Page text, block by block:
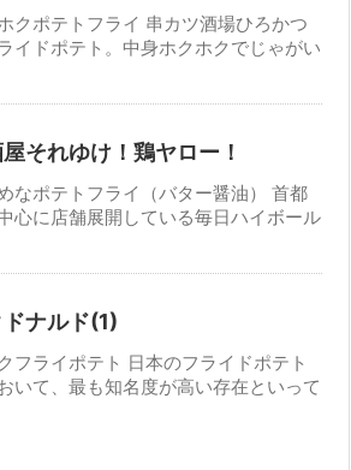
クポテトフライ 串カツ酒場ひろかつ
イドポテト。中身ホクホクでじゃがい
それゆけ！鶏ヤロー！
なポテトフライ（バター醤油） 首都
心に店舗展開している毎日ハイボール
ナルド(1)
フライポテト 日本のフライドポテト
いて、最も知名度が高い存在といって